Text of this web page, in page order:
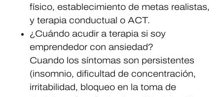
físico, establecimiento de metas realistas,
y terapia conductual o ACT.
¿Cuándo acudir a terapia si soy
emprendedor con ansiedad?
Cuando los síntomas son persistentes
(insomnio, dificultad de concentración,
irritabilidad, bloqueo en la toma de